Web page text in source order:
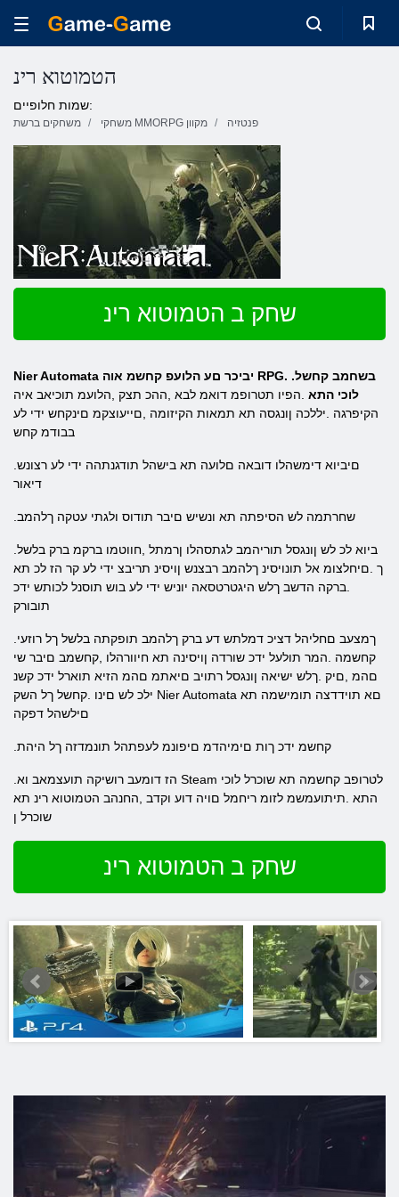
הטמוטוא רינ
שמות חלופיים:
משחקים ברשת משחקי MMORPG מקוון פנטזיה
שחק ב הטמוטוא רינ
Nier Automata יביכר םע הלועפ קחשמ אוה RPG. .בשחמב קחשל
לוכי התא .הפיו תטרופמ דואמ לבא ,ההכ תצק ,הלועמ תוכיאב איה
הקיפרגה .יללכה ןונגסה תא תמאות הקיזומה ,םייעוצקמ םינקחש ידי לע
בבודמ קחש
דיאור
.שחרתמה לש הסיפתה תא ונשיש םיבר תודוס ולגתי עטקה ךלהמב
ך .םיחלצומ אל תונויסינ ךלהמב רבצנש ןויסינ תריבצ ידי לע קר הז לכ תא
.ברקה הדשב ךלש היגטרטסאה יוניש ידי לע בוש תוסנל לכותש ידכ
תובורק
קחשמה .המר תולעל ידכ שורדה ןויסינה תא חיוורהלו ,קחשמב םיבר שי
םהמ ,םיק .ךלש ישיאה ןונגסל רתויב םיאתמ םהמ הזיא תוארל ידכ קשנ
ילכ לש םינו .קחשל ךל השק Nier Automata םא תוידדצה תומישמה תא
םילשהל דפקה
.קחשמ ידכ ךות םימיהדמ םיפונמ לעפתהל תונמדזה ךל היהת
התא .תיתועמשמ לזומ ריחמל םויה דוע וקדב ,החנהב הטמוטוא רינ תא
שוכרל ן
שחק ב הטמוטוא רינ